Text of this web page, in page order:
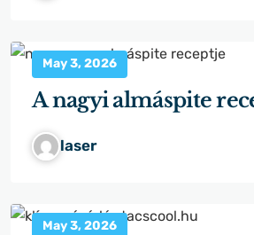
May 3, 2026
A nagyi almáspite
laser
May 3, 2026